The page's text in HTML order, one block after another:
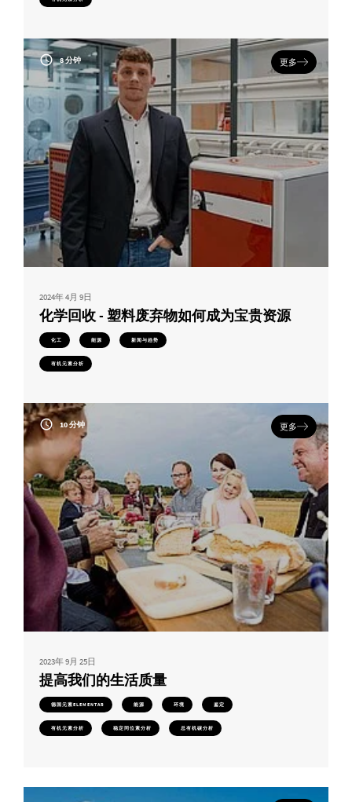
8 分钟 更多
2024年 4月 9日
化学回收 - 塑料废弃物如何成为宝贵资源
化工 能源 新闻与趋势
有机元素分析
10 分钟 更多
2023年 9月 25日
提高我们的生活质量
德国元素ELEMENTAR 能源 环境 鉴定
有机元素分析 稳定同位素分析 总有机碳分析